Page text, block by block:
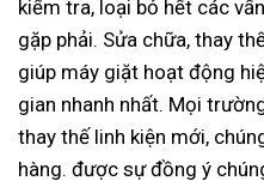
kiểm tra, loại bỏ hết các
gặp phải. Sửa chữa, thay
giúp máy giặt hoạt động
gian nhanh nhất. Mọi
thay thế linh kiện mới,
hàng. được sự đồng ý